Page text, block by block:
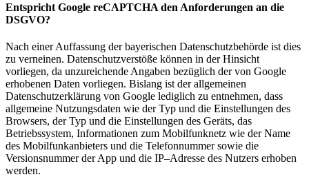
Entspricht Google reCAPTCHA den Anforderungen an die
DSGVO?
Nach einer Auffassung der bayerischen Datenschutzbehörde ist dies
zu verneinen. Datenschutzverstöße können in der Hinsicht
vorliegen, da unzureichende Angaben bezüglich der von Google
erhobenen Daten vorliegen. Bislang ist der allgemeinen
Datenschutzerklärung von Google lediglich zu entnehmen, dass
allgemeine Nutzungsdaten wie der Typ und die Einstellungen des
Browsers, der Typ und die Einstellungen des Geräts, das
Betriebssystem, Informationen zum Mobilfunknetz wie der Name
des Mobilfunkanbieters und die Telefonnummer sowie die
Versionsnummer der App und die IP–Adresse des Nutzers erhoben
werden.